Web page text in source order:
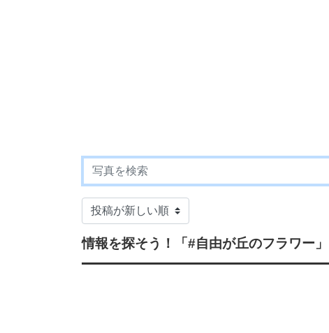
情報を探そう！ 「#自由が丘のフラワー」